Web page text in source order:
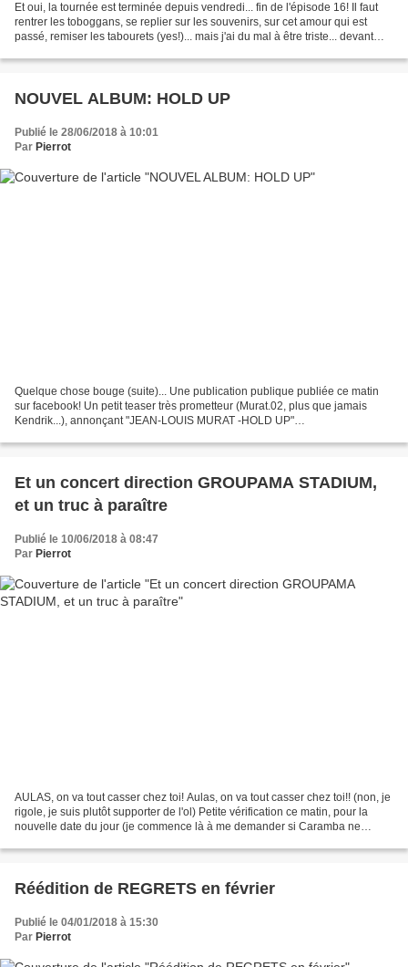
Et oui, la tournée est terminée depuis vendredi... fin de l'épisode 16! Il faut
rentrer les toboggans, se replier sur les souvenirs, sur cet amour qui est
passé, remiser les tabourets (yes!)... mais j'ai du mal à être triste... devant
NOUVEL ALBUM: HOLD UP
Publié le 28/06/2018 à 10:01
Par Pierrot
Quelque chose bouge (suite)... Une publication publique publiée ce matin
sur facebook! Un petit teaser très prometteur (Murat.02, plus que jamais
Kendrik...), annonçant "JEAN-LOUIS MURAT -HOLD UP"
Et un concert direction GROUPAMA STADIUM,
et un truc à paraître
Publié le 10/06/2018 à 08:47
Par Pierrot
AULAS, on va tout casser chez toi! Aulas, on va tout casser chez toi!! (non, je
rigole, je suis plutôt supporter de l'ol) Petite vérification ce matin, pour la
nouvelle date du jour (je commence là à me demander si Caramba ne
Réédition de REGRETS en février
Publié le 04/01/2018 à 15:30
Par Pierrot